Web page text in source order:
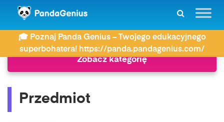
🎓 Poznaj Panda Genius – Twojego edukacyjnego
superbohatera! https://panda.pandagenius.com/
ZDAY Słownik Przedmiot
Zobacz kategorię
Przedmiot